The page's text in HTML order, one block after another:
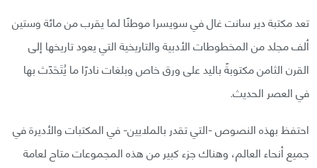
تعد مكتبة دير سانت غال في سويسرا موطنًا لما يقرب من مائة وستين
ألف مجلد من المخطوطات الأدبية والتاريخية التي يعود تاريخها إلى
القرن الثامن مكتوبةً باليد على ورق خاص وبلغات نادرًا ما يُتَحَدّث بها
في العصر الحديث.
احتفظ بهذه النصوص -التي تقدر بالملايين- في المكتبات والأديرة في
جميع أنحاء العالم، وهناك جزء كبير من هذه المجموعات متاح لعامة